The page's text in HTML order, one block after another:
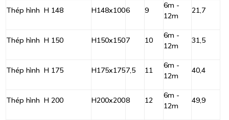
Thép hình H 148 H148x1006 9
6m -
12m
21,7
Thép hình H 150 H150x1507 10
6m -
12m
31,5
Thép hình H 175 H175x1757,5 11
6m -
12m
40,4
Thép hình H 200 H200x2008 12
6m -
12m
49,9